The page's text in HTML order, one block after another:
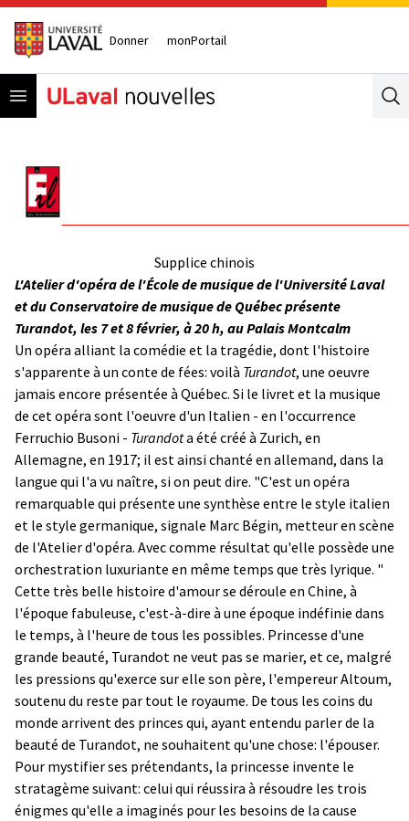
Donner monPortail
Open menu
Supplice chinois
L'Atelier d'opéra de l'École de musique de l'Université Laval
et du Conservatoire de musique de Québec présente
Turandot, les 7 et 8 février, à 20 h, au Palais Montcalm
Un opéra alliant la comédie et la tragédie, dont l'histoire
s'apparente à un conte de fées: voilà Turandot, une oeuvre
jamais encore présentée à Québec. Si le livret et la musique
de cet opéra sont l'oeuvre d'un Italien - en l'occurrence
Ferruchio Busoni - Turandota été créé à Zurich, en
Allemagne, en 1917; il est ainsi chanté en allemand, dans la
langue qui l'a vu naître, si on peut dire. "C'est un opéra
remarquable qui présente une synthèse entre le style italien
et le style germanique, signale Marc Bégin, metteur en scène
de l'Atelier d'opéra. Avec comme résultat qu'elle possède une
orchestration luxuriante en même temps que très lyrique. "
Cette très belle histoire d'amour se déroule en Chine, à
l'époque fabuleuse, c'est-à-dire à une époque indéfinie dans
le temps, à l'heure de tous les possibles. Princesse d'une
grande beauté, Turandot ne veut pas se marier, et ce, malgré
les pressions qu'exerce sur elle son père, l'empereur Altoum,
soutenu du reste par tout le royaume. De tous les coins du
monde arrivent des princes qui, ayant entendu parler de la
beauté de Turandot, ne souhaitent qu'une chose: l'épouser.
Pour mystifier ses prétendants, la princesse invente le
stratagème suivant: celui qui réussira à résoudre les trois
énigmes qu'elle a imaginés pour les besoins de la cause